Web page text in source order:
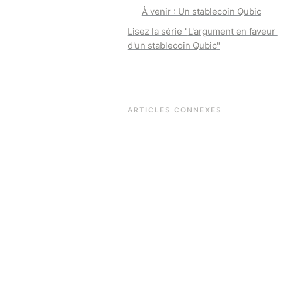
À venir : Un stablecoin Qubic
Lisez la série "L'argument en faveur
d'un stablecoin Qubic"
ARTICLES CONNEXES